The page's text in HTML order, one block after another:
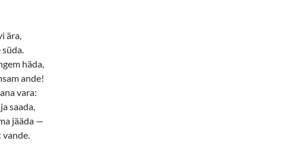
ära,
süda.
häda,
ande!
vara:
saada,
jääda —